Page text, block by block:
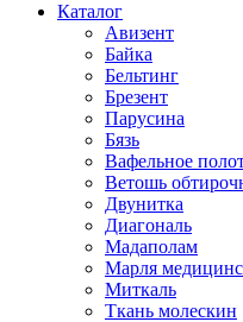
Каталог
Авизент
Байка
Бельтинг
Брезент
Парусина
Бязь
Вафельное
Ветошь
Двунитка
Диагональ
Мадаполам
Марля
Миткаль
Ткань молескин